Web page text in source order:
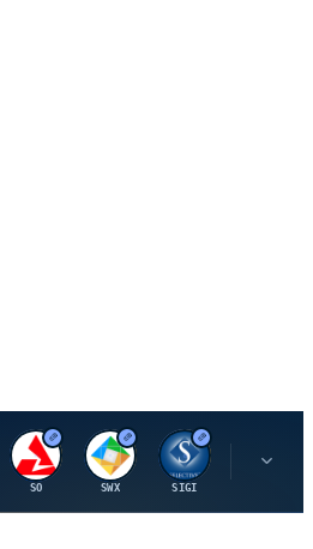
S
SO
S
SWX
S
SIGI
L